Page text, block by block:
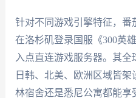
针对不同游戏引擎特征，
在洛杉矶登录国服《300英
入点直连游戏服务器。其全
日韩、北美、欧洲区域皆
林宿舍还是悉尼公寓都能享